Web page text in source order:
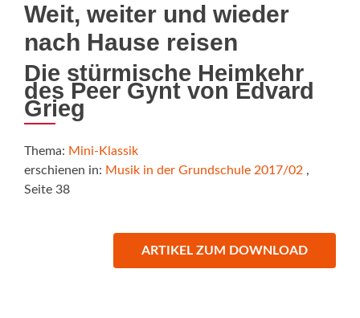
Weit, weiter und wieder
nach Hause reisen
Die stürmische Heimkehr
des Peer Gynt von Edvard
Grieg
Thema: Mini-Klassik
erschienen in: Musik in der Grundschule 2017/02 ,
Seite 38
ARTIKEL ZUM DOWNLOAD